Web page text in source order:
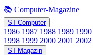
📚 Computer-Magazine
ST-Computer
1986 1987 1988 1989 1990
1998 1999 2000 2001 2002
ST-Magazin